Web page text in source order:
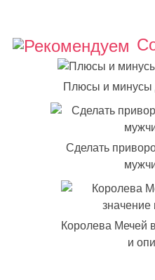
Плюсы и
Сделать
Королева Мечей
и